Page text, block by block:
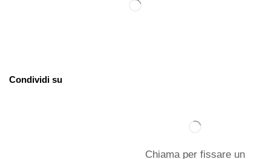
Condividi su
Chiama per fissare un